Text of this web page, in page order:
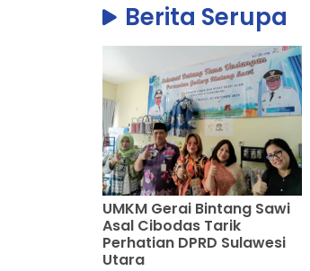
Berita Serupa
UMKM Gerai Bintang Sawi
Asal Cibodas Tarik
Perhatian DPRD Sulawesi
Utara